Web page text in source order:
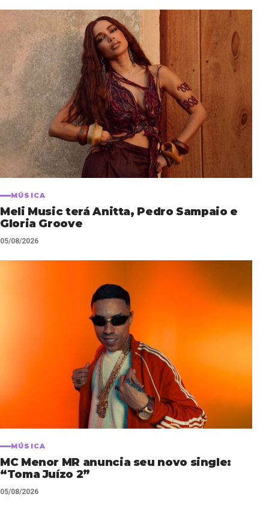
MÚSICA
Meli Music terá Anitta, Pedro Sampaio e
Gloria Groove
05/08/2026
MÚSICA
MC Menor MR anuncia seu novo single:
“Toma Juízo 2”
05/08/2026